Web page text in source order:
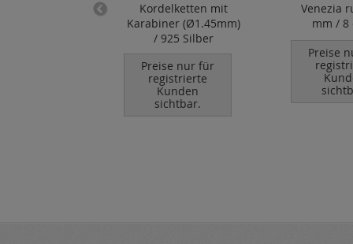
Kordelketten mit
Karabiner (Ø1.45mm)
/ 925 Silber
Preise nur für
registrierte
Kunden
sichtbar.
Venezia
mm / 8
Preise